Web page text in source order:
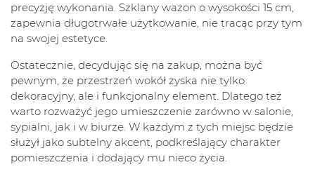
precyzję wykonania. Szklany wazon o wysokości 15 cm,
zapewnia długotrwałe użytkowanie, nie tracąc przy tym
na swojej estetyce.
Ostatecznie, decydując się na zakup, można być
pewnym, że przestrzeń wokół zyska nie tylko
dekoracyjny, ale i funkcjonalny element. Dlatego też
warto rozważyć jego umieszczenie zarówno w salonie,
sypialni, jak i w biurze. W każdym z tych miejsc będzie
służył jako subtelny akcent, podkreślający charakter
pomieszczenia i dodający mu nieco życia.